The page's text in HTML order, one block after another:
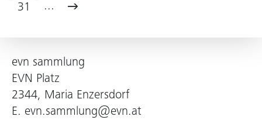
31
...
evn sammlung
EVN Platz
2344, Maria Enzersdorf
E. evn.sammlung@evn.at